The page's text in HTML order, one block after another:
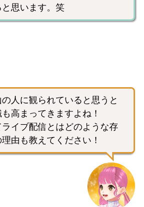
思います。笑
人に観られていると思うと
高まってきますよね！
イブ配信とはどのような存
由も教えてください！